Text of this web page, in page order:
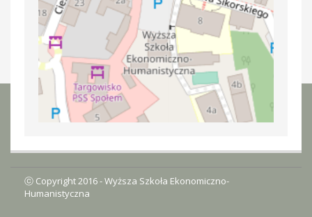
ⓒ Copyright 2016 -Wyższa Szkoła Ekonomiczno-
Humanistyczna